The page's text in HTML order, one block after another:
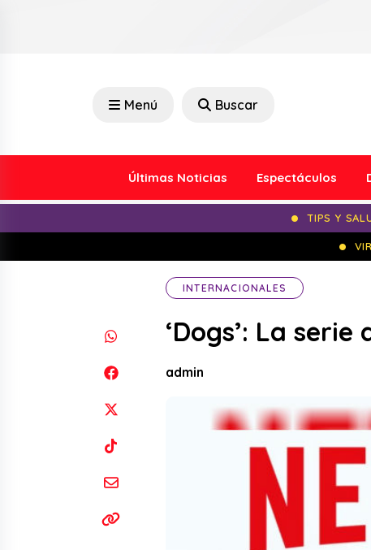
Menú Buscar
Últimas Noticias Espectáculos
TIPS Y
INTERNACIONALES
‘Dogs’: La
admin